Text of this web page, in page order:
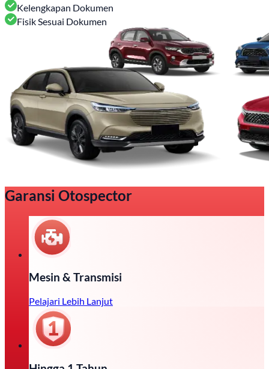
Kelengkapan Dokumen
Fisik Sesuai Dokumen
Garansi Otospector
Mesin & Transmisi
Pelajari Lebih Lanjut